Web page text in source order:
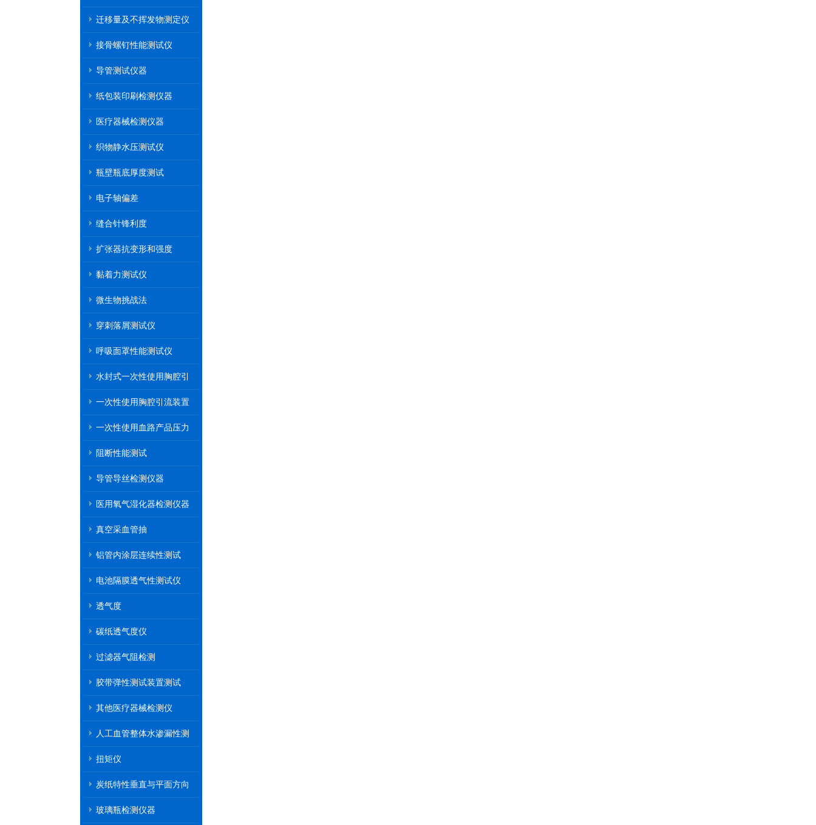
迁移量及不挥发物测定仪
接骨螺钉性能测试仪
导管测试仪器
纸包装印刷检测仪器
医疗器械检测仪器
织物静水压测试仪
瓶壁瓶底厚度测试
电子轴偏差
缝合针锋利度
扩张器抗变形和强度
黏着力测试仪
微生物挑战法
穿刺落屑测试仪
呼吸面罩性能测试仪
水封式一次性使用胸腔引
一次性使用胸腔引流装置
一次性使用血路产品压力
阻断性能测试
导管导丝检测仪器
医用氧气湿化器检测仪器
真空采血管抽
铝管内涂层连续性测试
电池隔膜透气性测试仪
透气度
碳纸透气度仪
过滤器气阻检测
胶带弹性测试装置测试
其他医疗器械检测仪
人工血管整体水渗漏性测
扭矩仪
炭纸特性垂直与平面方向
玻璃瓶检测仪器